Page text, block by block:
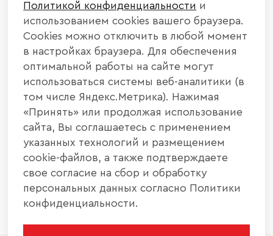
КАТАЛОГ МЕБЕЛИ
ИНФОРМАЦИЯ
НАШИ КОНТАКТЫ
+7 800 700 20 58
440004, г. Пенза, ул. Рябова, д. 31
info@interier-center.ru
Политикой конфиденциальности и
использованием cookies вашего браузера.
Cookies можно отключить в любой момент
в настройках браузера. Для обеспечения
оптимальной работы на сайте могут
использоваться системы веб-аналитики (в
том числе Яндекс.Метрика). Нажимая
«Принять» или продолжая использование
сайта, Вы соглашаетесь с применением
указанных технологий и размещением
cookie-файлов, а также подтверждаете
свое согласие на сбор и обработку
персональных данных согласно Политики
конфиденциальности.